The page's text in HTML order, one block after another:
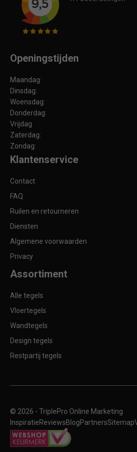
Openingstijden
Maandag:
Dinsdag:
Woensdag:
Donderdag:
Vrijdag
Zaterdag:
Zondag:
Klantenservice
Contact
FAQ
Ruilen en retourneren
Diensten
Algemene voorwaarden
Privacy
Assortiment
Alle tegels
Vloertegels
Wandtegels
Design tegels
Restpartij tegels
© 2026 - TriplePro Online Marketing
InspiratieReviewsBlogPartnersSitemap